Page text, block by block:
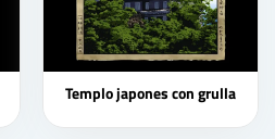
Templo japones con grulla